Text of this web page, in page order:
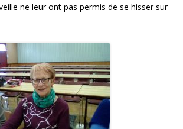
ne leur ont pas permis de se hisser sur